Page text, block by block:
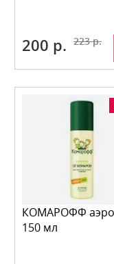
200 р. 223 р.
КОМАРОФФ
150 мл